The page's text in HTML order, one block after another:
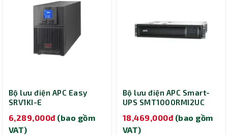
Bộ lưu điện APC Easy
SRV1KI-E
6,289,000đ (bao gồm
VAT)
Bộ lưu điện APC Smart-
UPS SMT1000RMI2UC
230V)
18,469,000đ (bao gồm
VAT)